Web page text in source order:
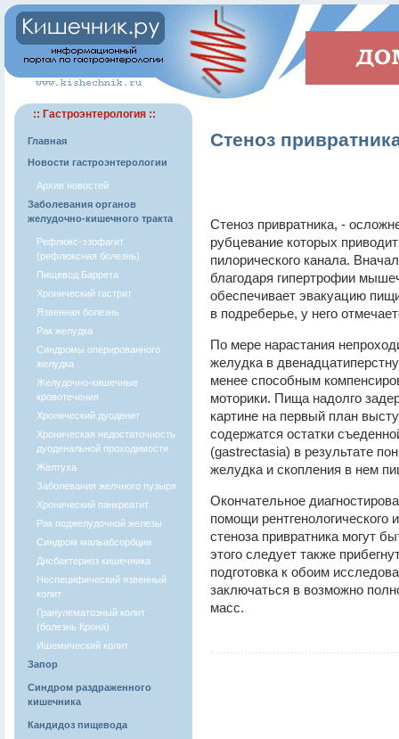
:: Гастроэнтерология ::
Главная
Новости гастроэнтерологии
Архив новостей
Заболевания органов
желудочно-кишечного тракта
Рефлюкс-эзофагит
(рефлюксная болезнь)
Пищевод Баррета
Хронический гастрит
Язвенная болезнь
Рак желудка
Синдромы оперированного
желудка
Желудочно-кишечные
кровотечения
Хронический дуоденит
Хроническая недостаточность
дуоденальной проходимости
Желтуха
Заболевания желчного пузыря
Хронический панкреатит
Рак поджелудочной железы
Синдром мальабсорбции
Дисбактериоз кишечника
Неспецифический язвенный
колит
Гранулематозный колит
(болезнь Крона)
Ишемический колит
Запор
Синдром раздраженного
кишечника
Кандидоз пищевода
Стеноз
Стеноз привратника, -
рубцевание которых
пилорического канала.
благодаря гипертрофии
обеспечивает эвакуацию
в подреберье, у него
По мере нарастания
желудка в
менее способным
моторики. Пища надолго
картине на первый план
содержатся остатки
(gastrectasia) в результате
желудка и скопления в нем
Окончательное
помощи рентгенологического
стеноза привратника могут
этого следует также
подготовка к обоим
заключаться в возможно
масс.